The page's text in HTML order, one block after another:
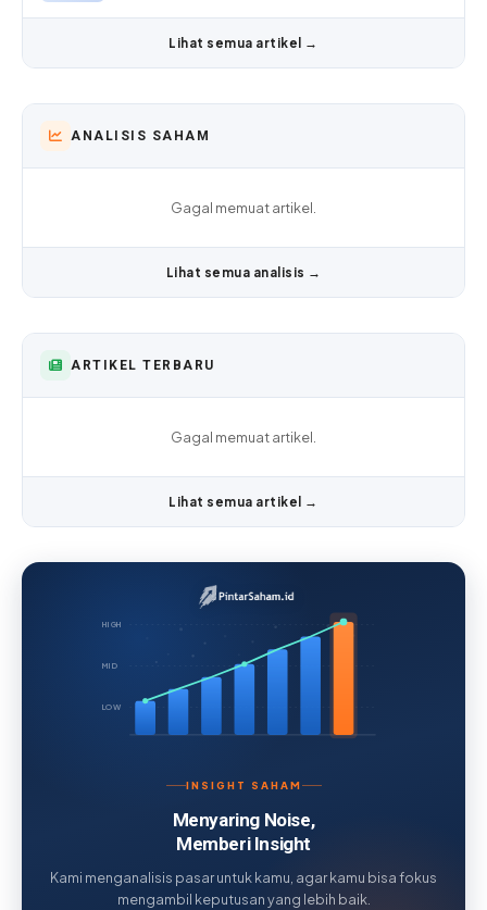
Lihat semua artikel →
ANALISIS SAHAM
Gagal memuat artikel.
Lihat semua analisis →
ARTIKEL TERBARU
Gagal memuat artikel.
Lihat semua artikel →
HIGH
MID
LOW
INSIGHT SAHAM
Menyaring Noise,
Memberi Insight
Kami menganalisis pasar untuk kamu, agar kamu bisa fokus
mengambil keputusan yang lebih baik.